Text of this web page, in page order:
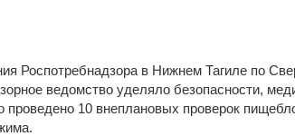
Роспотребнадзора в Нижнем Тагиле по
ведомство уделяло безопасности,
10 внеплановых проверок